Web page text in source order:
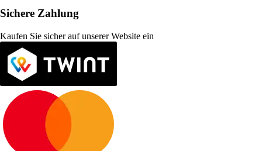
Sichere Zahlung
Kaufen Sie sicher auf unserer Website ein